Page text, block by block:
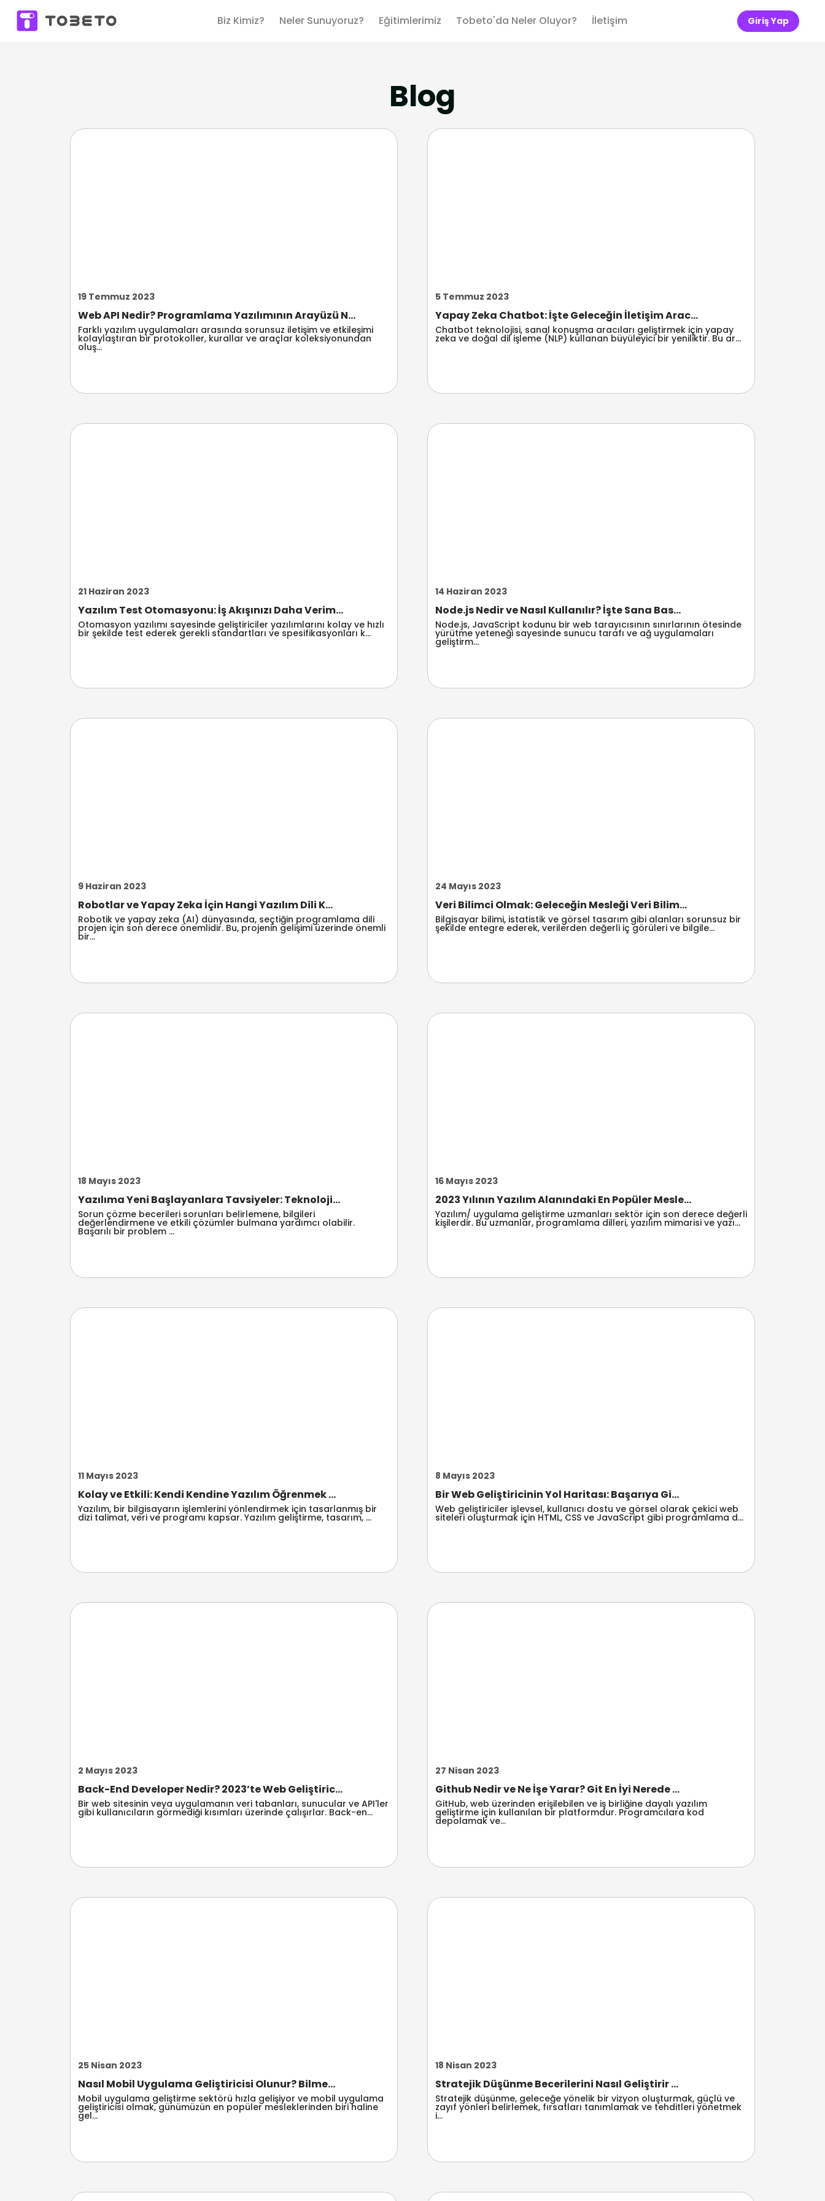
Biz Kimiz? Neler Sunuyoruz? Eğitimlerimiz Tobeto'da Neler Oluyor? İletişim Giriş Yap
Blog
19 Temmuz 2023
Web API Nedir? Programlama Yazılımının Arayüzü N...
Farklı yazılım uygulamaları arasında sorunsuz iletişim ve etkileşimi
kolaylaştıran bir protokoller, kurallar ve araçlar koleksiyonundan
oluş...
5 Temmuz 2023
Yapay Zeka Chatbot: İşte Geleceğin İletişim Arac...
Chatbot teknolojisi, sanal konuşma aracıları geliştirmek için yapay
zeka ve doğal dil işleme (NLP) kullanan büyüleyici bir yeniliktir. Bu ar...
21 Haziran 2023
Yazılım Test Otomasyonu: İş Akışınızı Daha Verim...
Otomasyon yazılımı sayesinde geliştiriciler yazılımlarını kolay ve hızlı
bir şekilde test ederek gerekli standartları ve spesifikasyonları k...
14 Haziran 2023
Node.js Nedir ve Nasıl Kullanılır? İşte Sana Bas...
Node.js, JavaScript kodunu bir web tarayıcısının sınırlarının ötesinde
yürütme yeteneği sayesinde sunucu tarafı ve ağ uygulamaları
geliştirm...
9 Haziran 2023
Robotlar ve Yapay Zeka İçin Hangi Yazılım Dili K...
Robotik ve yapay zeka (AI) dünyasında, seçtiğin programlama dili
projen için son derece önemlidir. Bu, projenin gelişimi üzerinde önemli
bir...
24 Mayıs 2023
Veri Bilimci Olmak: Geleceğin Mesleği Veri Bilim...
Bilgisayar bilimi, istatistik ve görsel tasarım gibi alanları sorunsuz bir
şekilde entegre ederek, verilerden değerli iç görüleri ve bilgile...
18 Mayıs 2023
Yazılıma Yeni Başlayanlara Tavsiyeler: Teknoloji...
Sorun çözme becerileri sorunları belirlemene, bilgileri
değerlendirmene ve etkili çözümler bulmana yardımcı olabilir.
Başarılı bir problem ...
16 Mayıs 2023
2023 Yılının Yazılım Alanındaki En Popüler Mesle...
Yazılım/ uygulama geliştirme uzmanları sektör için son derece değerli
kişilerdir. Bu uzmanlar, programlama dilleri, yazılım mimarisi ve yazı...
11 Mayıs 2023
Kolay ve Etkili: Kendi Kendine Yazılım Öğrenmek ...
Yazılım, bir bilgisayarın işlemlerini yönlendirmek için tasarlanmış bir
dizi talimat, veri ve programı kapsar. Yazılım geliştirme, tasarım, ...
8 Mayıs 2023
Bir Web Geliştiricinin Yol Haritası: Başarıya Gi...
Web geliştiriciler işlevsel, kullanıcı dostu ve görsel olarak çekici web
siteleri oluşturmak için HTML, CSS ve JavaScript gibi programlama d...
2 Mayıs 2023
Back-End Developer Nedir? 2023’te Web Geliştiric...
Bir web sitesinin veya uygulamanın veri tabanları, sunucular ve API'ler
gibi kullanıcıların görmediği kısımları üzerinde çalışırlar. Back-en...
27 Nisan 2023
Github Nedir ve Ne İşe Yarar? Git En İyi Nerede ...
GitHub, web üzerinden erişilebilen ve iş birliğine dayalı yazılım
geliştirme için kullanılan bir platformdur. Programcılara kod
depolamak ve...
25 Nisan 2023
Nasıl Mobil Uygulama Geliştiricisi Olunur? Bilme...
Mobil uygulama geliştirme sektörü hızla gelişiyor ve mobil uygulama
geliştiricisi olmak, günümüzün en popüler mesleklerinden biri haline
gel...
18 Nisan 2023
Stratejik Düşünme Becerilerini Nasıl Geliştirir ...
Stratejik düşünme, geleceğe yönelik bir vizyon oluşturmak, güçlü ve
zayıf yönleri belirlemek, fırsatları tanımlamak ve tehditleri yönetmek
i...